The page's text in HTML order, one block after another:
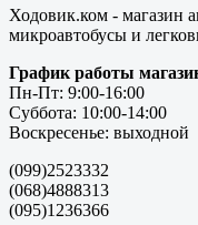
Ходовик.ком - магазин
микроавтобусы и
График работы
Пн-Пт: 9:00-16:00
Суббота: 10:00-14:00
Воскресенье: выходной
(099)2523332
(068)4888313
(095)1236366